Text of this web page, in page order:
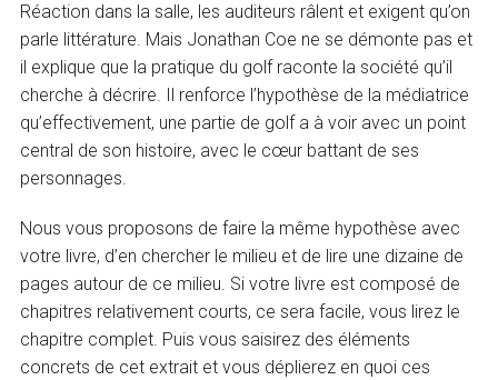
Réaction dans la salle, les auditeurs râlent et exigent qu’on
parle littérature. Mais Jonathan Coe ne se démonte pas et
il explique que la pratique du golf raconte la société qu’il
cherche à décrire. Il renforce l’hypothèse de la médiatrice
qu’effectivement, une partie de golf a à voir avec un point
central de son histoire, avec le cœur battant de ses
personnages.
Nous vous proposons de faire la même hypothèse avec
votre livre, d’en chercher le milieu et de lire une dizaine de
pages autour de ce milieu. Si votre livre est composé de
chapitres relativement courts, ce sera facile, vous lirez le
chapitre complet. Puis vous saisirez des éléments
concrets de cet extrait et vous déplierez en quoi ces